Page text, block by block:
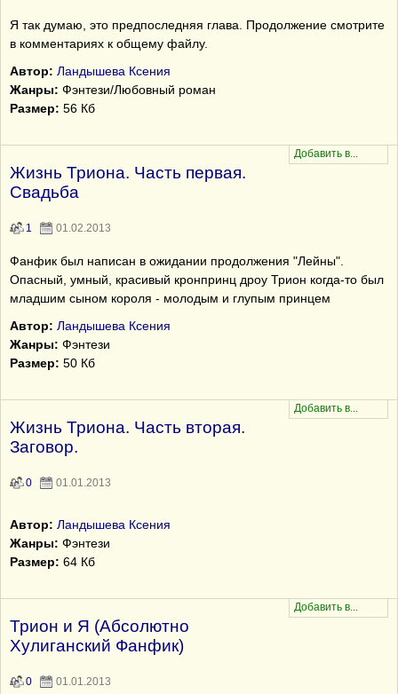
Я так думаю, это предпоследняя глава. Продолжение смотрите
в комментариях к общему файлу.
Автор: Ландышева Ксения
Жанры: Фэнтези/Любовный роман
Размер: 56 Кб
Жизнь Триона. Часть первая.
Свадьба
1 01.02.2013
Фанфик был написан в ожидании продолжения "Лейны".
Опасный, умный, красивый кронпринц дроу Трион когда-то был
младшим сыном короля - молодым и глупым принцем
Автор: Ландышева Ксения
Жанры: Фэнтези
Размер: 50 Кб
Жизнь Триона. Часть вторая.
Заговор.
0 01.01.2013
Автор: Ландышева Ксения
Жанры: Фэнтези
Размер: 64 Кб
Трион и Я (Абсолютно
Хулиганский Фанфик)
0 01.01.2013